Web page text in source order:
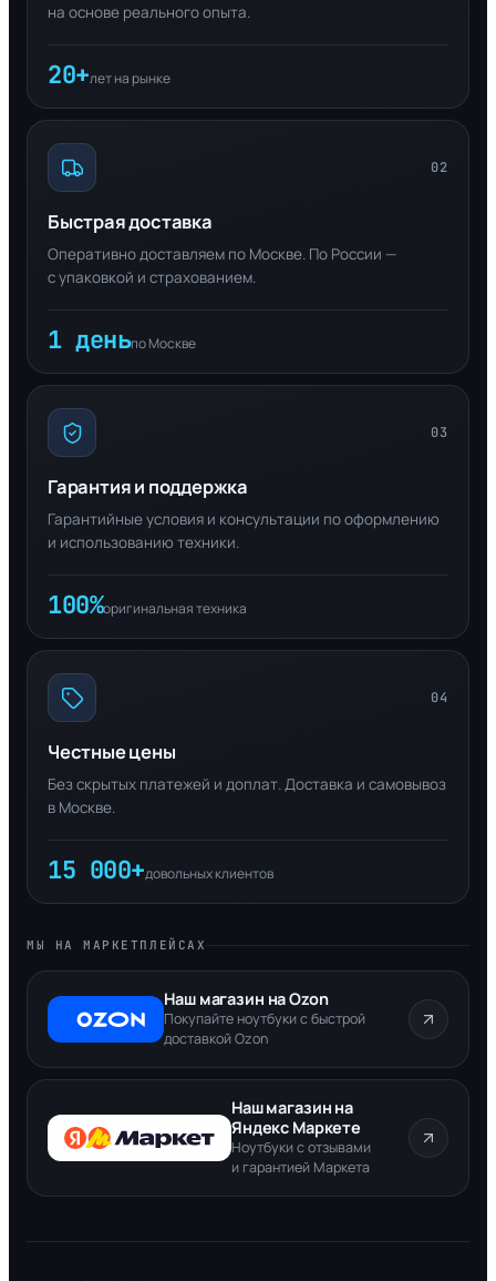
на основе реального опыта.
20+лет на рынке
02
Быстрая доставка
Оперативно доставляем по Москве. По России —
с упаковкой и страхованием.
1 деньпо Москве
03
Гарантия и поддержка
Гарантийные условия и консультации по оформлению
и использованию техники.
100%оригинальная техника
04
Честные цены
Без скрытых платежей и доплат. Доставка и самовывоз
в Москве.
15 000+довольных клиентов
МЫ НА МАРКЕТПЛЕЙСАХ
Наш магазин на Ozon
Покупайте ноутбуки с быстрой
доставкой Ozon
Наш магазин на
Яндекс Маркете
Ноутбуки с отзывами
и гарантией Маркета